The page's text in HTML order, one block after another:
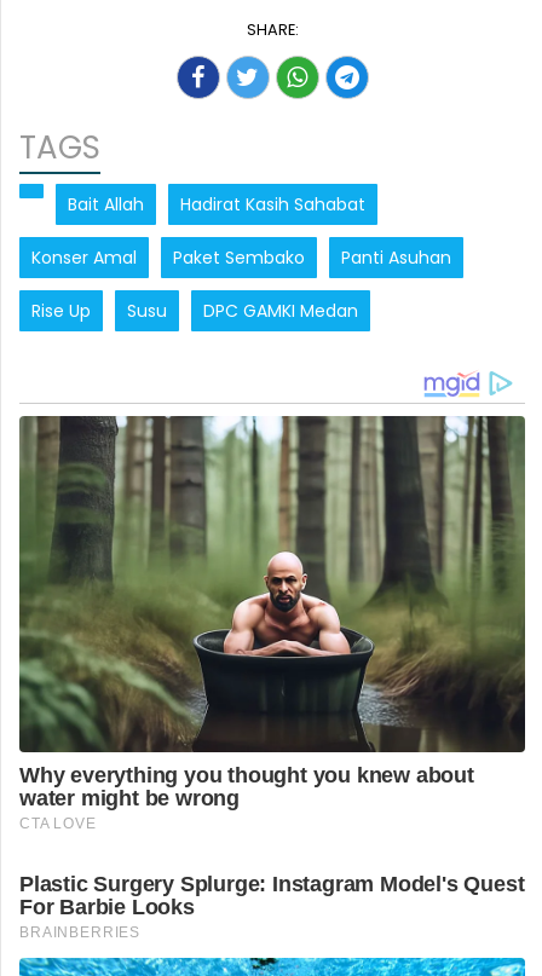
SHARE:
TAGS
Bait Allah Hadirat Kasih Sahabat
Konser Amal Paket Sembako Panti Asuhan
Rise Up Susu DPC GAMKI Medan